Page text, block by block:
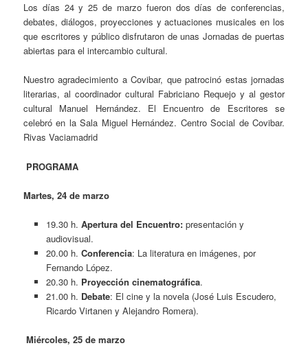
Los días 24 y 25 de marzo fueron dos días de conferencias,
debates, diálogos, proyecciones y actuaciones musicales en los
que escritores y público disfrutaron de unas Jornadas de puertas
abiertas para el intercambio cultural.
Nuestro agradecimiento a Covibar, que patrocinó estas jornadas
literarias, al coordinador cultural Fabriciano Requejo y al gestor
cultural Manuel Hernández. El Encuentro de Escritores se
celebró en la Sala Miguel Hernández. Centro Social de Covibar.
Rivas Vaciamadrid
PROGRAMA
Martes, 24 de marzo
19.30 h. Apertura del Encuentro: presentación y
audiovisual.
20.00 h. Conferencia: La literatura en imágenes, por
Fernando López.
20.30 h. Proyección cinematográfica.
21.00 h. Debate: El cine y la novela (José Luis Escudero,
Ricardo Virtanen y Alejandro Romera).
Miércoles, 25 de marzo